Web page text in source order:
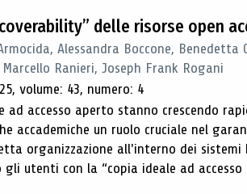
delle risorse open
Alessandra Boccone, Benedetta
Ranieri, Joseph Frank Rogani
volume: 43, numero: 4
ad accesso aperto stanno crescendo
accademiche un ruolo cruciale nel
organizzazione all'interno dei
utenti con la “copia ideale ad accesso